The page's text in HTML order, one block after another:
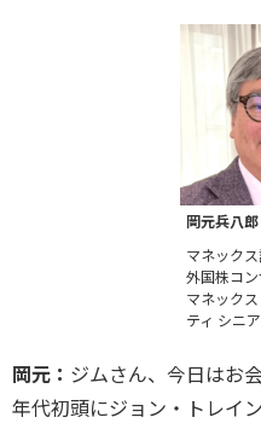
岡元兵八郎
マネック
外国株コ
マネック
ティ シニ
岡元： ジムさん、今日はお
年代初頭にジョン・トレイ